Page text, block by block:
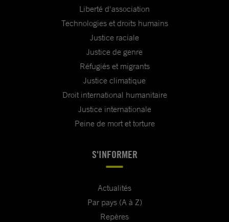
Liberté d'association
Technologies et droits humains
Justice raciale
Justice de genre
Réfugiés et migrants
Justice climatique
Droit international humanitaire
Justice internationale
Peine de mort et torture
S'INFORMER
Actualités
Par pays (A à Z)
Repères